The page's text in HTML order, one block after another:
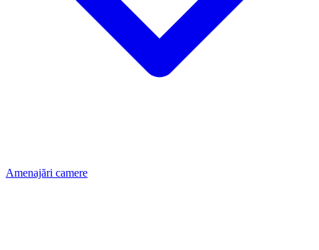
Amenajări camere